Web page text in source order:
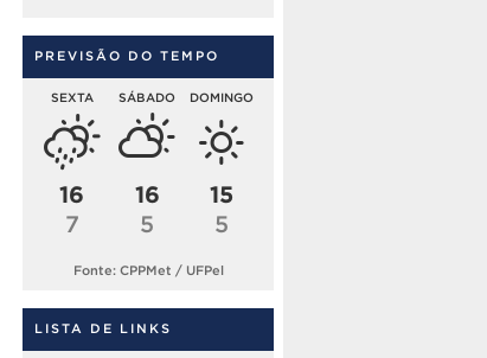
PREVISÃO DO TEMPO
SEXTA
16
7
SÁBADO
16
5
DOMINGO
15
5
Fonte: CPPMet / UFPel
LISTA DE LINKS